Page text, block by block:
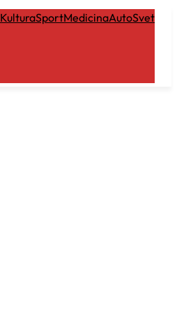
KulturaSportMedicinaAutoSvet